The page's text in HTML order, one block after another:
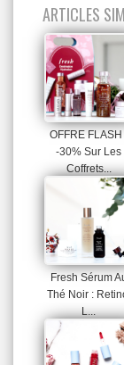
ARTICLES
OFFRE FLASH
-30% Sur Les
Coffrets...
Fresh Sérum
Thé Noir :
L...